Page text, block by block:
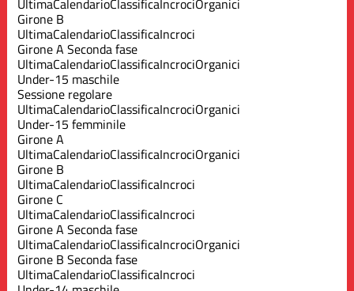
Girone B
UltimaCalendarioClassificaIncroci
Girone A Seconda fase
UltimaCalendarioClassificaIncrociOrganici
Under-15 maschile
Sessione regolare
UltimaCalendarioClassificaIncrociOrganici
Under-15 femminile
Girone A
UltimaCalendarioClassificaIncrociOrganici
Girone B
UltimaCalendarioClassificaIncroci
Girone C
UltimaCalendarioClassificaIncroci
Girone A Seconda fase
UltimaCalendarioClassificaIncrociOrganici
Girone B Seconda fase
UltimaCalendarioClassificaIncroci